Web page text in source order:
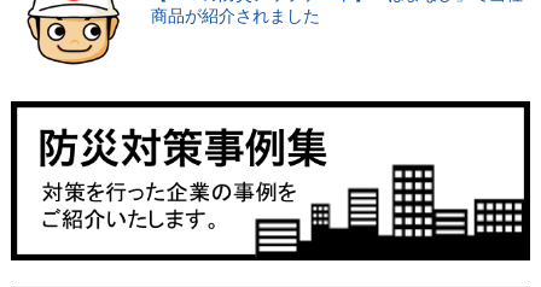
商品が紹介されました